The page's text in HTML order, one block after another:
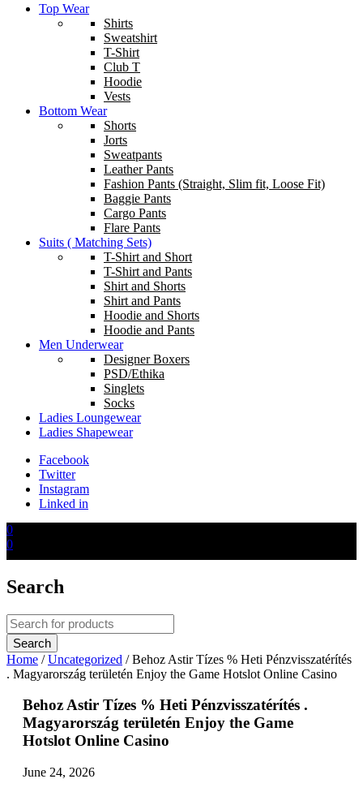
Top Wear
Shirts
Sweatshirt
T-Shirt
Club T
Hoodie
Vests
Bottom Wear
Shorts
Jorts
Sweatpants
Leather Pants
Fashion Pants (Straight, Slim fit, Loose Fit)
Baggie Pants
Cargo Pants
Flare Pants
Suits ( Matching Sets)
T-Shirt and Short
T-Shirt and Pants
Shirt and Shorts
Shirt and Pants
Hoodie and Shorts
Hoodie and Pants
Men Underwear
Designer Boxers
PSD/Ethika
Singlets
Socks
Ladies Loungewear
Ladies Shapewear
Facebook
Twitter
Instagram
Linked in
0
0
Search
Home / Uncategorized / Behoz Astir Tízes % Heti Pénzvisszatérítés
. Magyarország területén Enjoy the Game Hotslot Online Casino
Behoz Astir Tízes % Heti Pénzvisszatérítés .
Magyarország területén Enjoy the Game
Hotslot Online Casino
June 24, 2026